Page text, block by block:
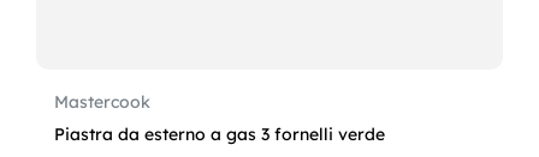
Mastercook
Piastra da esterno a gas 3 fornelli verde